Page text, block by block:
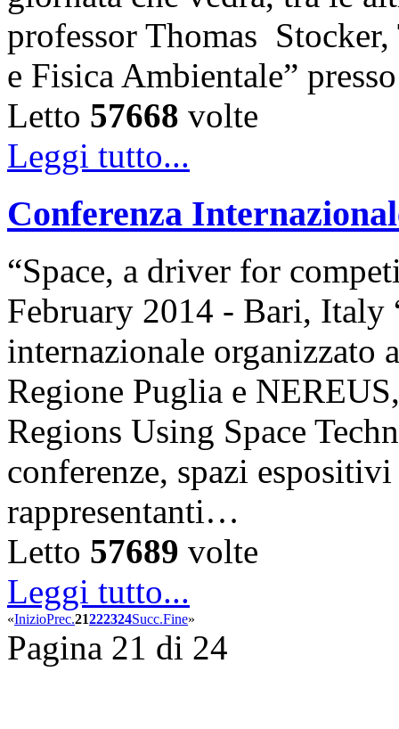
professor Thomas
e Fisica Ambientale”
Letto 57668 volte
Leggi tutto...
Conferenza
“Space, a driver for
February 2014 - Bari, Italy
internazionale organizzato
Regione Puglia e
Regions Using Space
conferenze, spazi
rappresentanti…
Letto 57689 volte
Leggi tutto...
«InizioPrec.21222324Succ.Fine»
Pagina 21 di 24